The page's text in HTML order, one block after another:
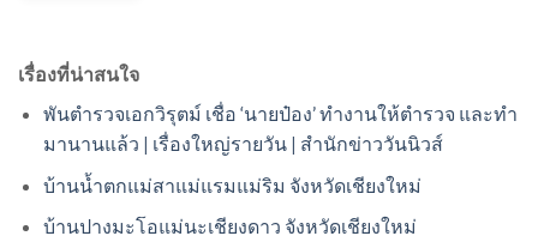
เรื่องที่น่าสนใจ
พันตำรวจเอกวิรุตม์ เชื่อ ‘นายป๋อง’ ทำงานให้ตำรวจ และทำ
มานานแล้ว | เรื่องใหญ่รายวัน | สำนักข่าววันนิวส์
บ้านน้ำตกแม่สาแม่แรมแม่ริม จังหวัดเชียงใหม่
บ้านปางมะโอแม่นะเชียงดาว จังหวัดเชียงใหม่